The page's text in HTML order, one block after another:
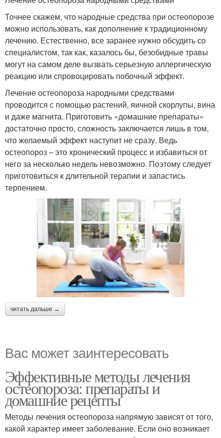
Точнее скажем, что народные средства при остеопорозе
можно использовать, как дополнение к традиционному
лечению. Естественно, все заранее нужно обсудить со
специалистом, так как, казалось бы, безобидные травы
могут на самом деле вызвать серьезную аллергическую
реакцию или спровоцировать побочный эффект.
Лечение остеопороза народными средствами
проводится с помощью растений, яичной скорлупы, вина
и даже магнита. Приготовить «домашние препараты»
достаточно просто, сложность заключается лишь в том,
что желаемый эффект наступит не сразу. Ведь
остеопороз – это хронический процесс и избавиться от
него за несколько недель невозможно. Поэтому следует
приготовиться к длительной терапии и запастись
терпением.
читать дальше →
Вас может заинтересовать
Эффективные методы лечения
остеопороза: препараты и
домашние рецепты
Методы лечения остеопороза напрямую зависят от того,
какой характер имеет заболевание. Если оно возникает